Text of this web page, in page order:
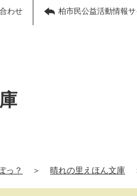
わせ 柏市民公益活動情報
っ？ ＞ 晴れの里えほん文庫